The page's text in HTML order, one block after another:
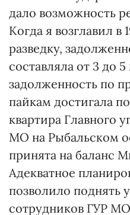
дало возможность
Когда я возглавил в
разведку,
составляла от 3 до
задолженность по
пайкам достигала
квартира Главного
МО на Рыбальском
принята на баланс
Адекватное
позволило поднять
сотрудников ГУР